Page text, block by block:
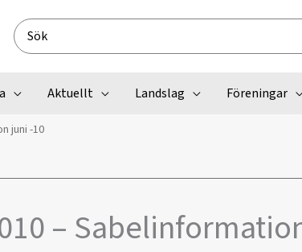
Search
for:
Aktuellt Landslag Föreningar
juni -10
–